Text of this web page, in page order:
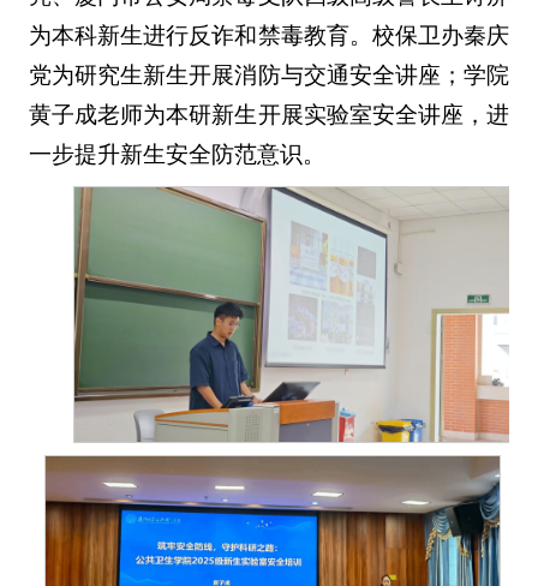
为本科新生进行反诈和禁毒教育。校保卫办秦庆
党为研究生新生开展消防与交通安全讲座；学院
黄子成老师为本研新生开展实验室安全讲座，进
一步提升新生安全防范意识。